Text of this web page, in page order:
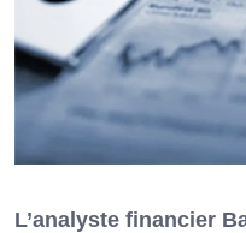
L’analyste financier